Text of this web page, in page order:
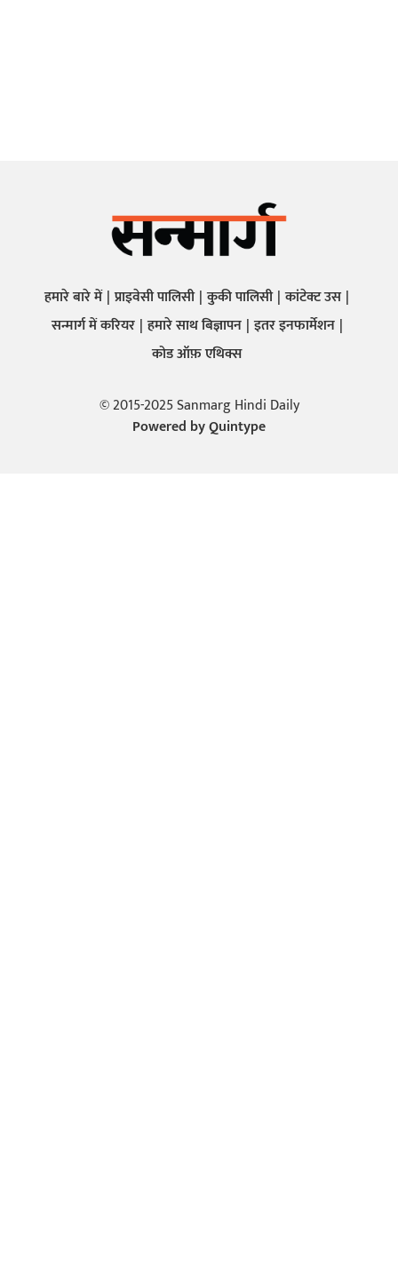
हमारे बारे में प्राइवेसी पालिसी कुकी पालिसी कांटेक्ट उस
सन्मार्ग में करियर हमारे साथ बिज्ञापन इतर इनफार्मेशन
कोड ऑफ़ एथिक्स
© 2015-2025 Sanmarg Hindi Daily
Powered byQuintype